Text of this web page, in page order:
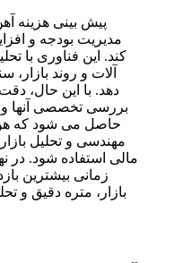
پیش بینی هزینه
مدیریت بودجه و
کند. این فناوری با
آلات و روند بازار،
دهد. با این حال،
بررسی تخصصی آنها
حاصل می شود که
مهندسی و تحلیل
مالی استفاده شود. در
بازار، متره دقیق و